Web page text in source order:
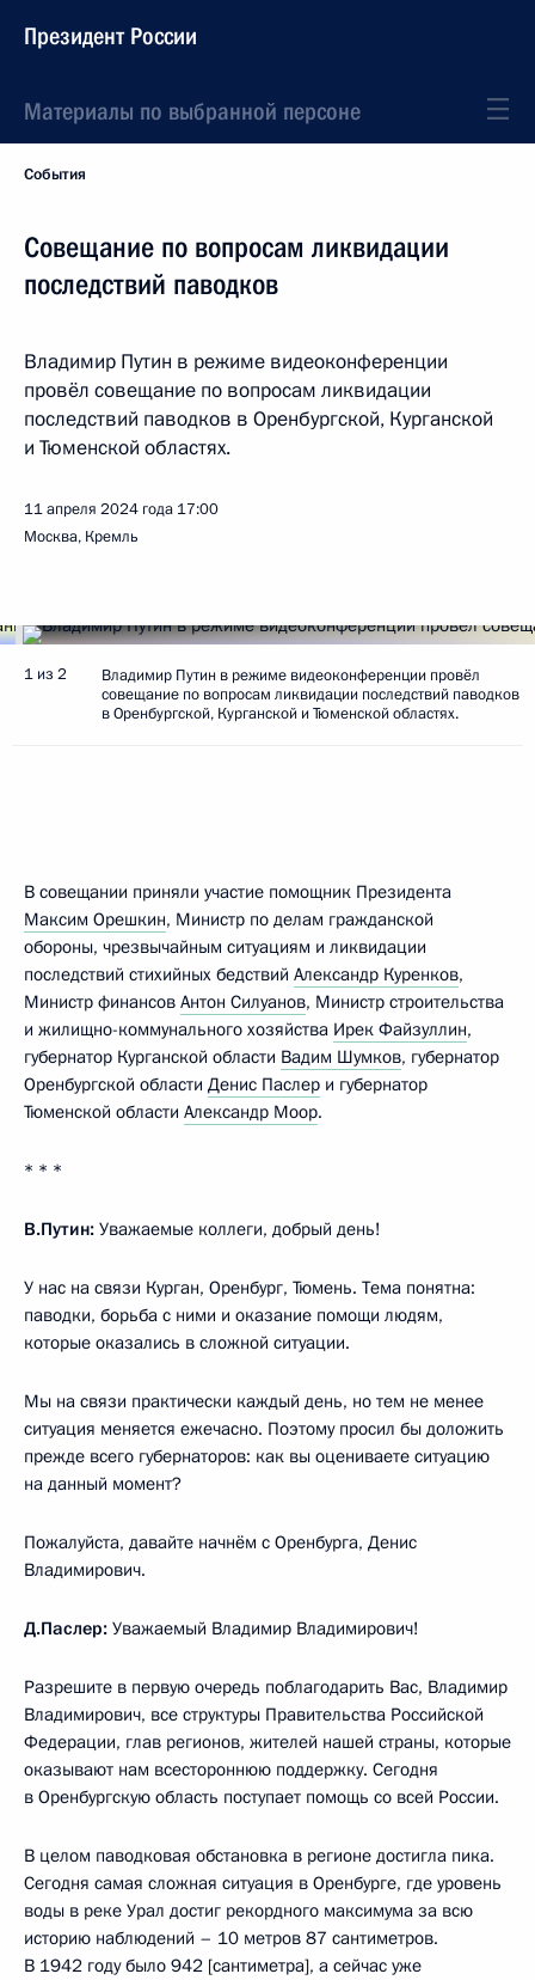
Президент России
Материалы по выбранной персоне
События
Совещание по вопросам ликвидации
последствий паводков
Владимир Путин в режиме видеоконференции
провёл совещание по вопросам ликвидации
последствий паводков в Оренбургской, Курганской
и Тюменской областях.
11 апреля 2024 года 17:00
Москва, Кремль
1 из 2
Владимир Путин в режиме видеоконференции провёл
совещание по вопросам ликвидации последствий паводков
в Оренбургской, Курганской и Тюменской областях.
В совещании приняли участие помощник Президента
Максим Орешкин, Министр по делам гражданской
обороны, чрезвычайным ситуациям и ликвидации
последствий стихийных бедствий Александр Куренков,
Министр финансов Антон Силуанов, Министр строительства
и жилищно-коммунального хозяйства Ирек Файзуллин,
губернатор Курганской области Вадим Шумков, губернатор
Оренбургской области Денис Паслер и губернатор
Тюменской области Александр Моор.
* * *
В.Путин: Уважаемые коллеги, добрый день!
У нас на связи Курган, Оренбург, Тюмень. Тема понятна:
паводки, борьба с ними и оказание помощи людям,
которые оказались в сложной ситуации.
Мы на связи практически каждый день, но тем не менее
ситуация меняется ежечасно. Поэтому просил бы доложить
прежде всего губернаторов: как вы оцениваете ситуацию
на данный момент?
Пожалуйста, давайте начнём с Оренбурга, Денис
Владимирович.
Д.Паслер: Уважаемый Владимир Владимирович!
Разрешите в первую очередь поблагодарить Вас, Владимир
Владимирович, все структуры Правительства Российской
Федерации, глав регионов, жителей нашей страны, которые
оказывают нам всестороннюю поддержку. Сегодня
в Оренбургскую область поступает помощь со всей России.
В целом паводковая обстановка в регионе достигла пика.
Сегодня самая сложная ситуация в Оренбурге, где уровень
воды в реке Урал достиг рекордного максимума за всю
историю наблюдений – 10 метров 87 сантиметров.
В 1942 году было 942 [сантиметра], а сейчас уже